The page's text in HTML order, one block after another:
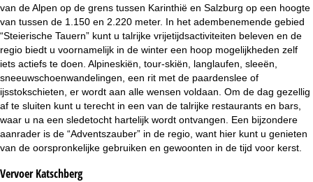
van de Alpen op de grens tussen Karinthië en Salzburg op een hoogte
van tussen de 1.150 en 2.220 meter. In het adembenemende gebied
“Steierische Tauern” kunt u talrijke vrijetijdsactiviteiten beleven en de
regio biedt u voornamelijk in de winter een hoop mogelijkheden zelf
iets actiefs te doen. Alpineskiën, tour-skiën, langlaufen, sleeën,
sneeuwschoenwandelingen, een rit met de paardenslee of
ijsstokschieten, er wordt aan alle wensen voldaan. Om de dag gezellig
af te sluiten kunt u terecht in een van de talrijke restaurants en bars,
waar u na een sledetocht hartelijk wordt ontvangen. Een bijzondere
aanrader is de “Adventszauber” in de regio, want hier kunt u genieten
van de oorspronkelijke gebruiken en gewoonten in de tijd voor kerst.
Vervoer Katschberg